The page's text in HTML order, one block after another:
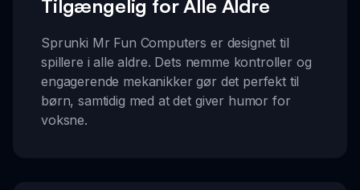
Tilgængelig for Alle Aldre
Sprunki Mr Fun Computers er designet til
spillere i alle aldre. Dets nemme kontroller og
engagerende mekanikker gør det perfekt til
børn, samtidig med at det giver humor for
voksne.